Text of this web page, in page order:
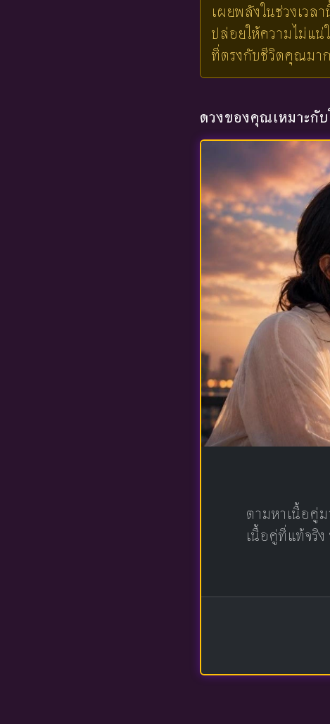
เผยพลังในช่วงเว
ปล่อยให้ความไม่แน่
ที่ตรงกับชีวิตคุณมา
ดวงของคุณเหมาะกั
ตามหาเนื้อคู่
เนื้อคู่ที่แท้จริ